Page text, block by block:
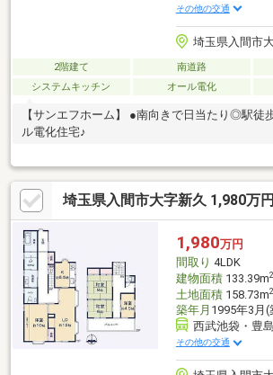
その他の交通
埼玉県入間市
2階建て 南道路
システムキッチン
オール電化
【サンエフホーム】 ●南向きで日当たり◎駅徒
ル電化住宅♪
埼玉県入間市大字新久 1,980万
1,980万円
間取り 4LDK
建物面積133.39m2
土地面積158.73m2
築年月 1995年3月
西武池袋・豊
その他の交通